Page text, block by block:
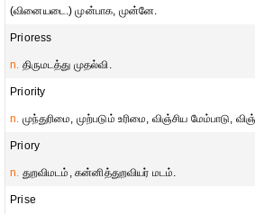
(வினையடை.) முன்பாக, முன்னே.
Prioress
n. திருமடத்து முதல்வி.
Priority
n. முந்துரிமை, முற்படும் உரிமை, விஞ்சிய மேம்பாடு,
Priory
n. துறவிமடம், கன்னித்துறவியர் மடம்.
Prise